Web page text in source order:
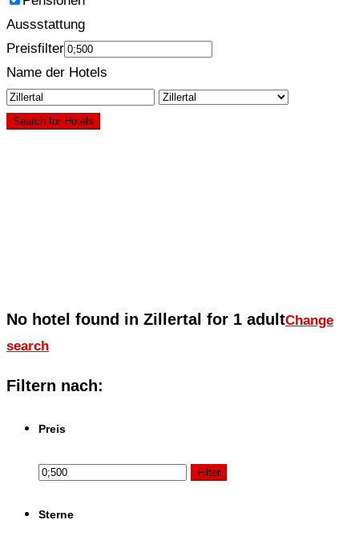
Aussstattung
Preisfilter
Name der Hotels
Search for Hotels
No hotel found in Zillertal for 1 adultChange
search
Filtern nach:
Preis
Filter
Sterne